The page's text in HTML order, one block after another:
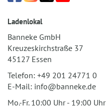
Ladenlokal
Banneke GmbH
Kreuzeskirchstraße 37
45127 Essen
Telefon: +49 201 24771 0
E-Mail: info@banneke.de
Mo.-Fr. 10:00 Uhr - 19:00 Uhr